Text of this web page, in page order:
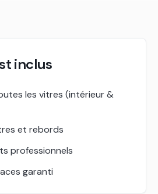
inclus
les vitres (intérieur &
et rebords
professionnels
garanti